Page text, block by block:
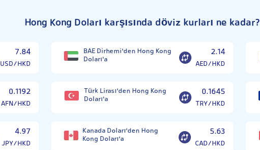
Hong Kong Doları karşısında döviz kurları ne kadar?
7.84
USD/HKD
BAE Dirhemi'den Hong Kong
Doları'a
2.14
AED/HKD
0.1192
AFN/HKD
Türk Lirası'den Hong Kong
Doları'a
0.1645
TRY/HKD
4.97
JPY/HKD
Kanada Doları'den Hong
Kong Doları'a
5.63
CAD/HKD